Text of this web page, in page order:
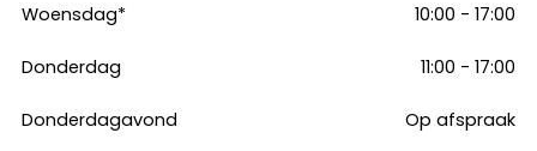
Woensdag* 10:00 - 17:00
Donderdag 11:00 - 17:00
Donderdagavond Op afspraak